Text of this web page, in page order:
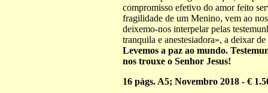
compromisso efetivo do amor feito
fragilidade de um Menino, vem ao
deixemo-nos interpelar pelas
tranquila e anestesiadora», a deixar
Levemos a paz ao mundo.
nos trouxe o Senhor Jesus!
16 págs. A5; Novembro 2018 - €